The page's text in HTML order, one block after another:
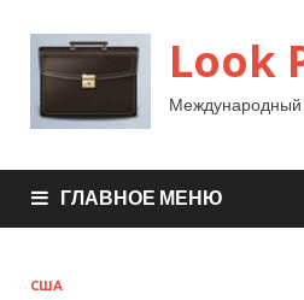
Look
Международный
ГЛАВНОЕ МЕНЮ
США